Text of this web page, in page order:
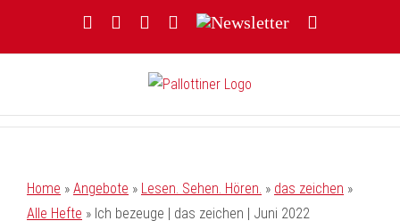
FacebookYouTubeInstagram
Threads
Newsletter
Home » Angebote » Lesen. Sehen. Hören. » das zeichen »
Alle Hefte » Ich bezeuge | das zeichen | Juni 2022